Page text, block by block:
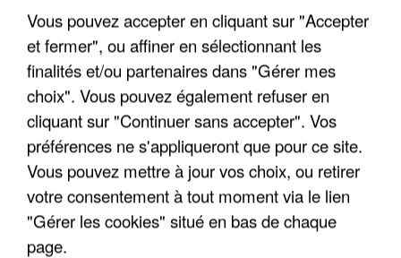
Vous pouvez accepter en cliquant sur "Accepter
et fermer", ou affiner en sélectionnant les
finalités et/ou partenaires dans "Gérer mes
choix". Vous pouvez également refuser en
cliquant sur "Continuer sans accepter". Vos
préférences ne s'appliqueront que pour ce site.
Vous pouvez mettre à jour vos choix, ou retirer
votre consentement à tout moment via le lien
"Gérer les cookies" situé en bas de chaque
page.